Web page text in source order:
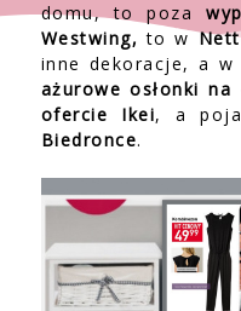
domu, to poza
Westwing, to w
inne dekoracje, a w
ażurowe osłonki na
ofercie Ikei, a
Biedronce.